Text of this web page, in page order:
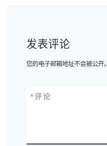
发表评论
您的电子邮箱地址不会被公开。
评论
*